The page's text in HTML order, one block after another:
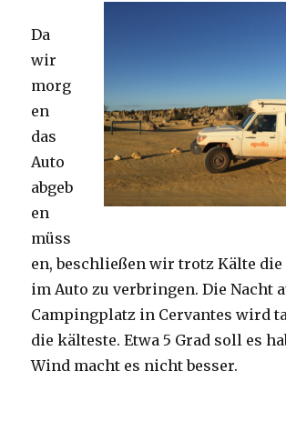
Da
wir
morg
en
das
Auto
abgeb
en
müss
en, beschließen wir trotz Kälte die
im Auto zu verbringen. Die Nacht
Campingplatz in Cervantes wird
die kälteste. Etwa 5 Grad soll es
Wind macht es nicht besser.